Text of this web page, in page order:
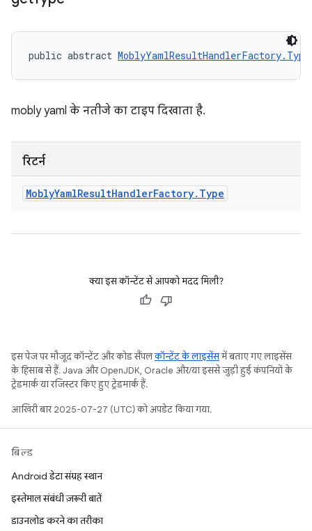
public abstract MoblyYamlResultHandlerFactory.Type
mobly yaml के नतीजे का टाइप दिखाता है.
रिटर्न
MoblyYamlResultHandlerFactory. Type
क्या इस कॉन्टेंट से आपको मदद मिली?
इस पेज पर मौजूद कॉन्टेंट और कोड सैंपलकॉन्टेंट के लाइसेंसमें बताए गए लाइसेंस
के हिसाब से हैं. Java और OpenJDK, Oracle और/या इससे जुड़ी हुई कंपनियों के
ट्रेडमार्क या रजिस्टर किए हुए ट्रेडमार्क हैं.
आखिरी बार 2025-07-27 (UTC) को अपडेट किया गया.
बिल्ड
Android डेटा संग्रह स्थान
इस्तेमाल संबंधी ज़रूरी बातें
डाउनलोड करने का तरीका